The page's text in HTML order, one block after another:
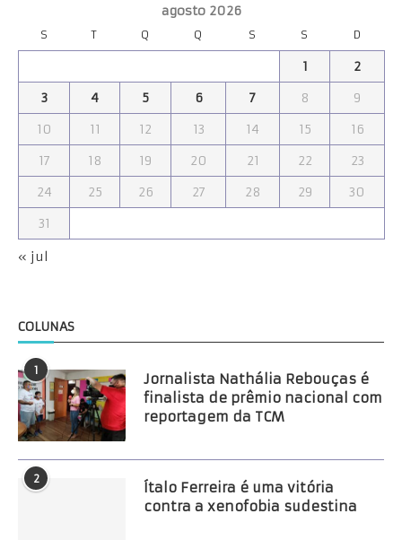
agosto 2026
S T Q Q S S D
1
2
3
4 5 6 7 8
9
10
11 12 13 14 15
16
17
18 19 20 21 22
23
24
25 26 27 28 29
30
31
« jul
COLUNAS
1
Jornalista Nathália Rebouças é
finalista de prêmio nacional com
reportagem da TCM
2
Ítalo Ferreira é uma vitória
contra a xenofobia sudestina